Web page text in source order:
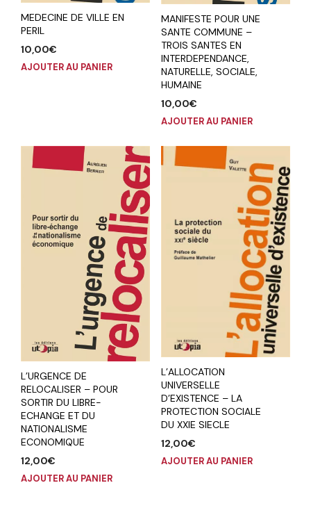
MEDECINE DE VILLE EN
PERIL
10,00€
AJOUTER AU PANIER
MANIFESTE POUR UNE
SANTE COMMUNE –
TROIS SANTES EN
INTERDEPENDANCE,
NATURELLE, SOCIALE,
HUMAINE
10,00€
AJOUTER AU PANIER
L’URGENCE DE
RELOCALISER – POUR
SORTIR DU LIBRE-
ECHANGE ET DU
NATIONALISME
ECONOMIQUE
12,00€
AJOUTER AU PANIER
L’ALLOCATION
UNIVERSELLE
D’EXISTENCE – LA
PROTECTION SOCIALE
DU XXIE SIECLE
12,00€
AJOUTER AU PANIER